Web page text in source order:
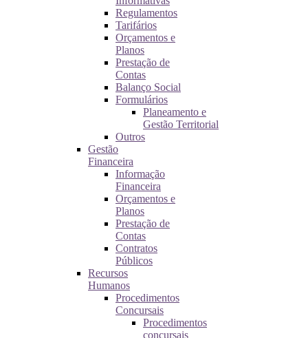
Regulamentos
Tarifários
Orçamentos e
Planos
Prestação de
Contas
Balanço Social
Formulários
Planeamento e
Gestão Territorial
Outros
Gestão
Financeira
Informação
Financeira
Orçamentos e
Planos
Prestação de
Contas
Contratos
Públicos
Recursos
Humanos
Procedimentos
Concursais
Procedimentos
concursais